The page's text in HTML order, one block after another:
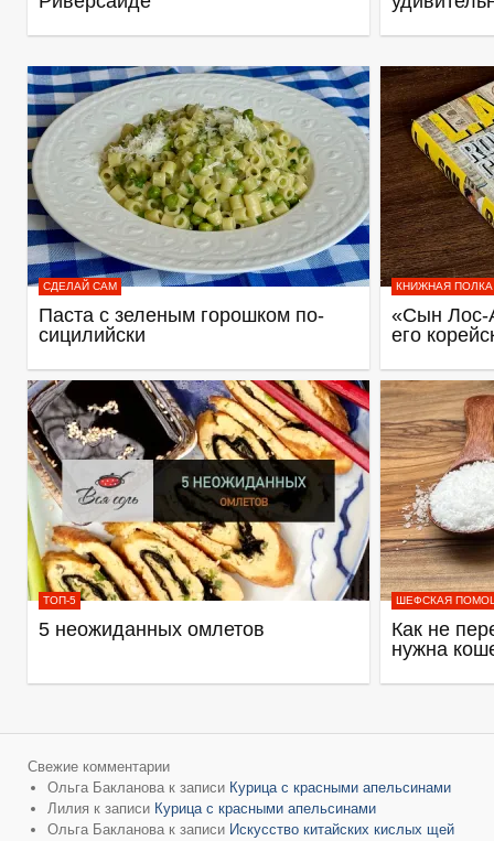
СДЕЛАЙ САМ
Паста с зеленым горошком по-
сицилийски
КНИЖНАЯ ПОЛКА
«Сын Лос-
его
ТОП-5
5 неожиданных омлетов
ШЕФСКАЯ
Как не
нужна
Свежие комментарии
Ольга Бакланова к записи Курица с красными апельсинами
Лилия к записи Курица с красными апельсинами
Ольга Бакланова к записи Искусство китайских кислых щей